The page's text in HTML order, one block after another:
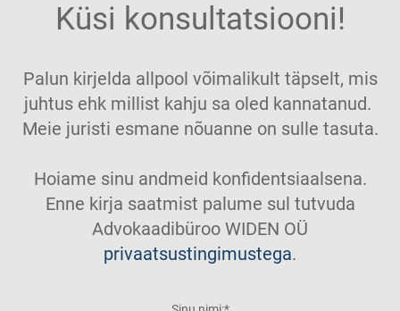
Küsi konsultatsiooni!
Palun kirjelda allpool võimalikult täpselt, mis
juhtus ehk millist kahju sa oled kannatanud.
Meie juristi esmane nõuanne on sulle tasuta.
Hoiame sinu andmeid konfidentsiaalsena.
Enne kirja saatmist palume sul tutvuda
Advokaadibüroo WIDEN OÜ
privaatsustingimustega.